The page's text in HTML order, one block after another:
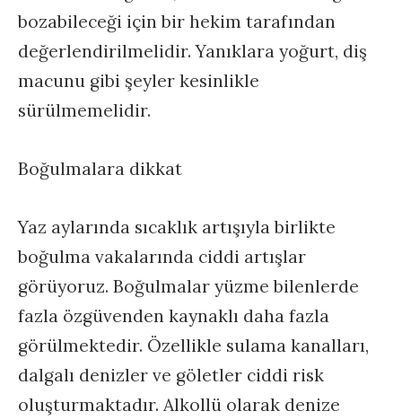
bozabileceği için bir hekim tarafından
değerlendirilmelidir. Yanıklara yoğurt, diş
macunu gibi şeyler kesinlikle
sürülmemelidir.
Boğulmalara dikkat
Yaz aylarında sıcaklık artışıyla birlikte
boğulma vakalarında ciddi artışlar
görüyoruz. Boğulmalar yüzme bilenlerde
fazla özgüvenden kaynaklı daha fazla
görülmektedir. Özellikle sulama kanalları,
dalgalı denizler ve göletler ciddi risk
oluşturmaktadır. Alkollü olarak denize